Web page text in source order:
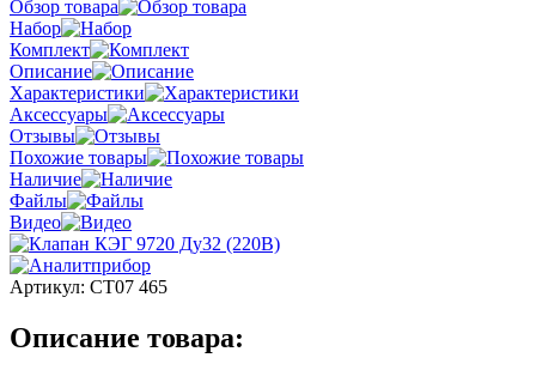
Обзор товара
Набор
Комплект
Описание
Характеристики
Аксессуары
Отзывы
Похожие товары
Наличие
Файлы
Видео
Артикул: СТ07 465
Описание товара: